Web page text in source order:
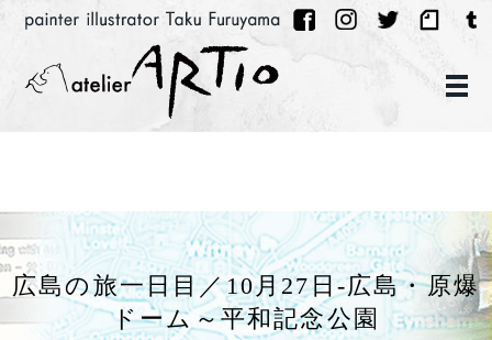
メ
広島の旅一日目／10月27日-広島・原爆
ドーム～平和記念公園